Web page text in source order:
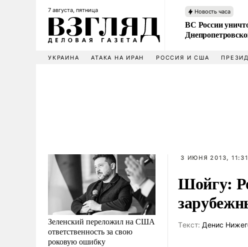
7 августа, пятница Новость часа
ВС России
УКРАИНА АТАКА НА ИРАН РОССИЯ И США
Зеленский переложил на США
ответственность за свою
роковую ошибку
3 ИЮНЯ 2013,
Шойгу:
Tекст: Денис